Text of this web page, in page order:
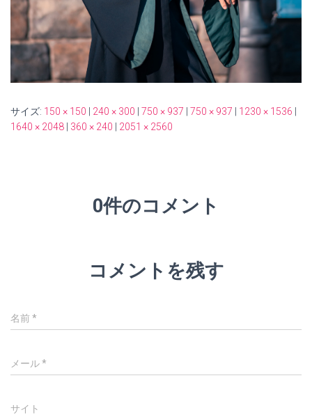
サイズ: 150 × 150 240 × 300 750 × 937 750 × 937 1230 × 1536
1640 × 2048
360 × 240 2051 × 2560
0件のコメント
コメントを残す
名前*
メール*
サイト